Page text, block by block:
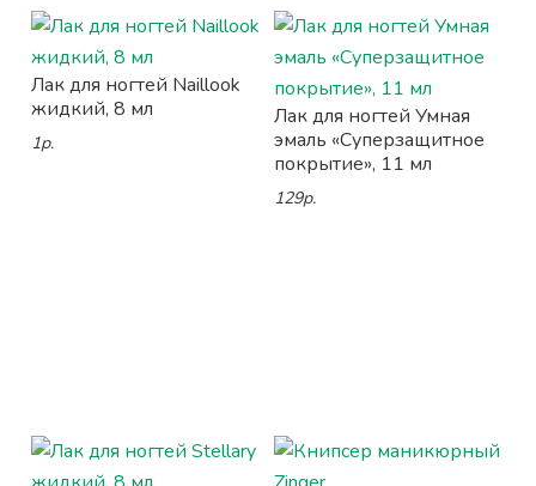
Лак для ногтей Naillook
жидкий, 8 мл
1р.
Лак для ногтей Умная
эмаль «Суперзащитное
покрытие», 11 мл
129р.